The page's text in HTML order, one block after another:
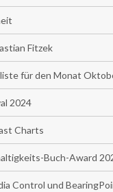
Fitzek
für den Monat
2024
Charts
Buch-Award
Control und